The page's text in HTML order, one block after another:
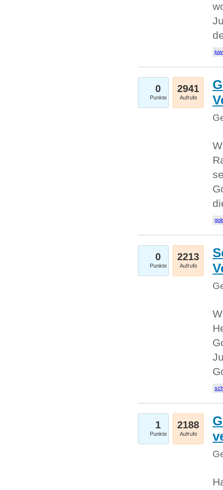
0
Punkte
2941
Aufrufe
0
Punkte
2213
Aufrufe
1
Punkte
2188
Aufrufe